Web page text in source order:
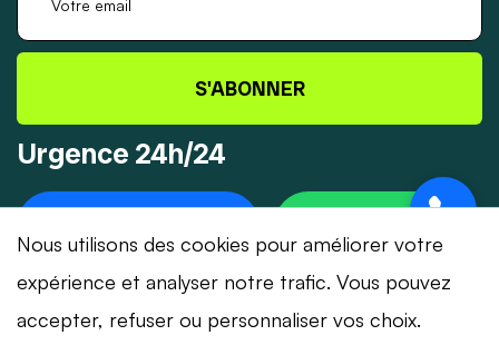
S'ABONNER
Urgence 24h/24
Nous utilisons des cookies pour améliorer votre
expérience et analyser notre trafic. Vous pouvez
accepter, refuser ou personnaliser vos choix.